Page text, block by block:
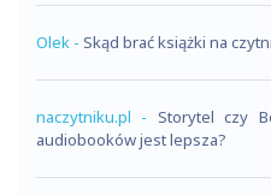
Olek - Skąd brać książki na
naczytniku.pl - Storytel czy
audiobooków jest lepsza?